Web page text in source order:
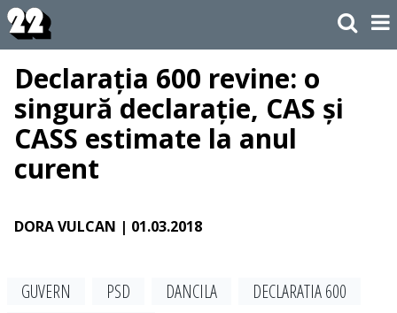
Declarația 600 revine: o
singură declarație, CAS și
CASS estimate la anul
curent
DORA VULCAN | 01.03.2018
GUVERN PSD DANCILA
DECLARATIA 600